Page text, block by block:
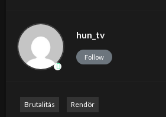
hun_tv
Follow
Brutalitás Rendör